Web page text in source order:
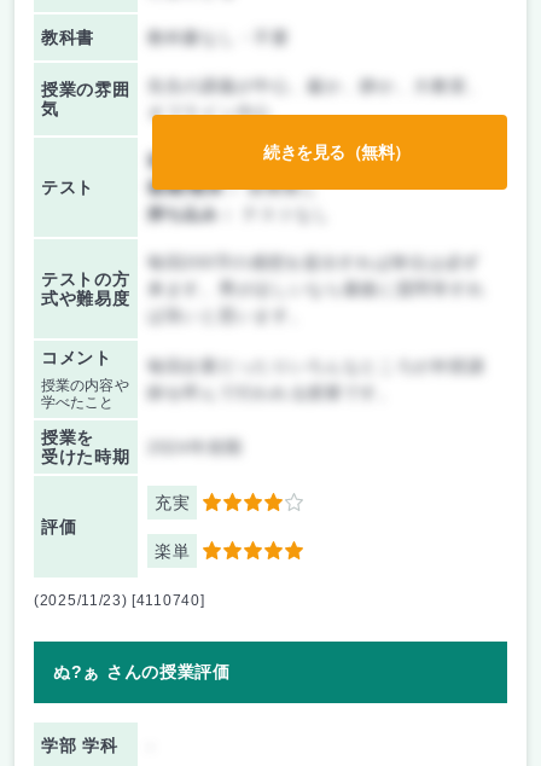
教科書 教科書なし・不要
授業の雰囲
気
先生の講義が中心、厳か、静か、大教室、
オフライン中心
テスト
前期/中間：
テスト・レポート両方なし
後期/期末：授業無し
持ち込み：
テストの方
式や難易度
毎回200字の感想を提出すれば単位は必ず
来ます。秀がほしいなら最後に質問等すれ
コメント
授業の内容や
学べたこと
毎回企業だったりいろんなところが外部講
授業を
受けた時期
評価
充実 4
楽単 5
続きを見る（無料）
(2025/11/23) [4110740]
ぬ?ぁ さんの授業評価
学部 学科